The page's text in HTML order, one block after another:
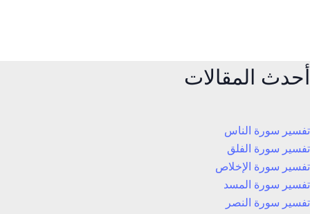
أحدث المقالات
تفسير سورة الناس
تفسير سورة الفلق
تفسير سورة الإخلاص
تفسير سورة المسد
تفسير سورة النصر